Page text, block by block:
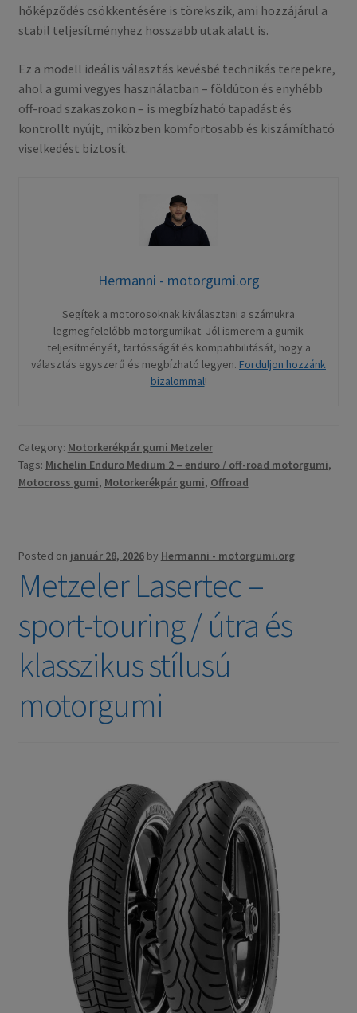
hőképződés csökkentésére is törekszik, ami hozzájárul a
stabil teljesítményhez hosszabb utak alatt is.
Ez a modell ideális választás kevésbé technikás terepekre,
ahol a gumi vegyes használatban – földúton és enyhébb
off-road szakaszokon – is megbízható tapadást és
kontrollt nyújt, miközben komfortosabb és kiszámítható
viselkedést biztosít.
Hermanni - motorgumi.org
Segítek a motorosoknak kiválasztani a számukra
legmegfelelőbb motorgumikat. Jól ismerem a gumik
teljesítményét, tartósságát és kompatibilitását, hogy a
választás egyszerű és megbízható legyen. Forduljon hozzánk
bizalommal!
Category: Motorkerékpár gumi Metzeler
Tags: Michelin Enduro Medium 2 – enduro / off-road motorgumi,
Motocross gumi, Motorkerékpár gumi, Offroad
Posted on január 28, 2026 by Hermanni - motorgumi.org
Metzeler Lasertec –
sport-touring / útra és
klasszikus stílusú
motorgumi